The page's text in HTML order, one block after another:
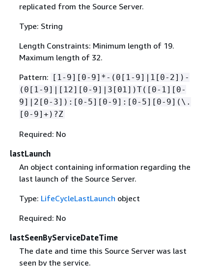
replicated from the Source Server.
Type: String
Length Constraints: Minimum length of 19.
Maximum length of 32.
Pattern: [1-9][0-9]*-(0[1-9]|1[0-2])-
(0[1-9]|[12][0-9]|3[01])T([0-1][0-
9]|2[0-3]):[0-5][0-9]:[0-5][0-9](\.
[0-9]+)?Z
Required: No
lastLaunch
An object containing information regarding the
last launch of the Source Server.
Type: LifeCycleLastLaunch object
Required: No
lastSeenByServiceDateTime
The date and time this Source Server was last
seen by the service.